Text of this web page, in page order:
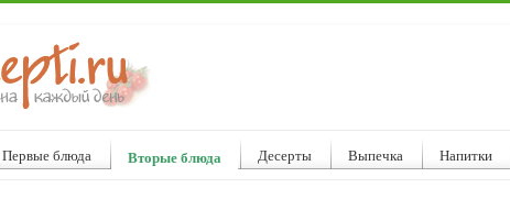
Первые блюда Вторые блюда Десерты Выпечка Напитки